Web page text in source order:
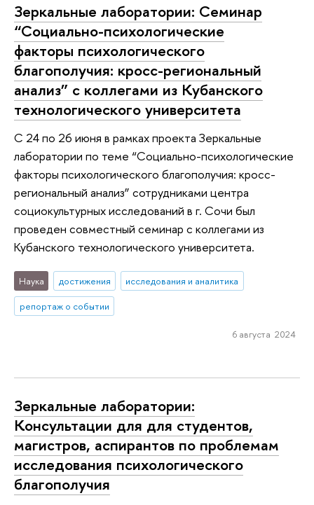
Зеркальные лаборатории: Семинар
“Социально-психологические
факторы психологического
благополучия: кросс-региональный
анализ” с коллегами из Кубанского
технологического университета
С 24 по 26 июня в рамках проекта Зеркальные
лаборатории по теме “Социально-психологические
факторы психологического благополучия: кросс-
региональный анализ” сотрудниками центра
социокультурных исследований в г. Сочи был
проведен совместный семинар с коллегами из
Кубанского технологического университета.
Наука достижения
исследования и аналитика
репортаж о событии
6 августа 2024
Зеркальные лаборатории:
Консультации для для студентов,
магистров, аспирантов по проблемам
исследования психологического
благополучия